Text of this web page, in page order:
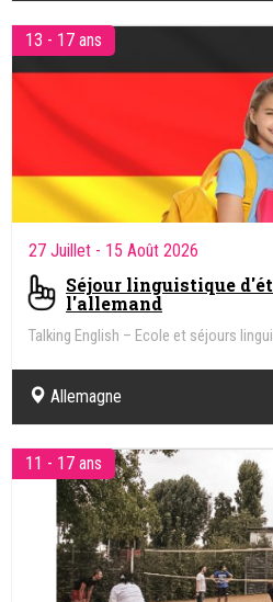
13 - 17 ans
27 Juillet - 15 Août 2026
Séjour linguistique
l'allemand
Talking English – Ecole et séjours
Allemagne
11 - 17 ans